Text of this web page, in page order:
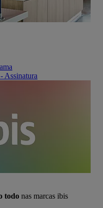
Assinatura
todo nas marcas ibis